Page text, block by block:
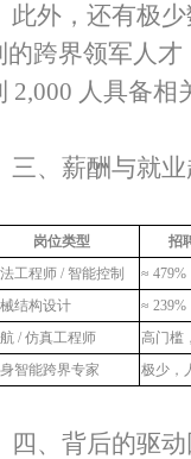
此外，还有极
的跨界领军人
2,000 人具备相
三、薪酬与就
岗位类型
招
工程师 / 智能控制
≈ 479%
结构设计
≈ 239%
/ 仿真工程师
高门槛
智能跨界专家
极少，
四、背后的驱